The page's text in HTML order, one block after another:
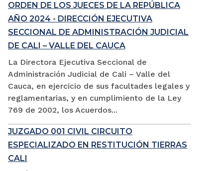
ORDEN DE LOS JUECES DE LA REPÚBLICA
AÑO 2024 - DIRECCIÓN EJECUTIVA
SECCIONAL DE ADMINISTRACIÓN JUDICIAL
DE CALI – VALLE DEL CAUCA
La Directora Ejecutiva Seccional de
Administración Judicial de Cali – Valle del
Cauca, en ejercicio de sus facultades legales y
reglamentarias, y en cumplimiento de la Ley
769 de 2002, los Acuerdos...
JUZGADO 001 CIVIL CIRCUITO
ESPECIALIZADO EN RESTITUCIÓN TIERRAS
CALI